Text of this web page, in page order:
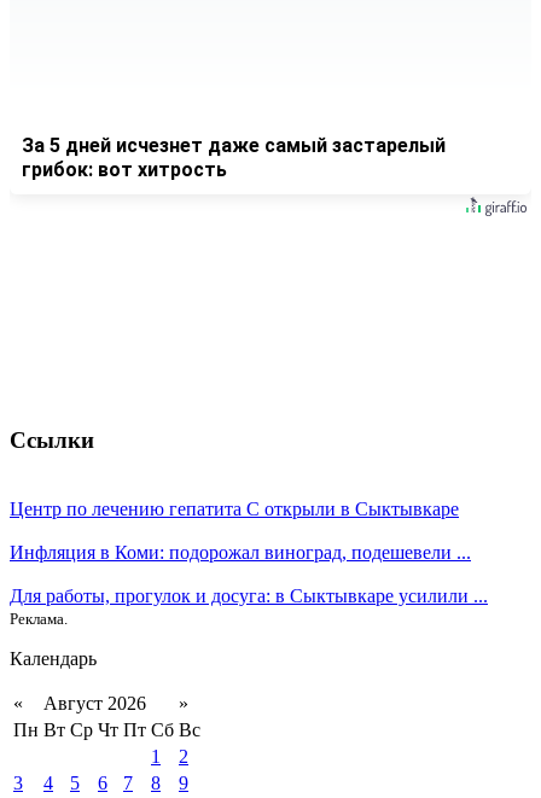
За 5 дней исчезнет даже самый застарелый
грибок: вот хитрость
Ссылки
Центр по лечению гепатита С открыли в Сыктывкаре
Инфляция в Коми: подорожал виноград, подешевели ...
Для работы, прогулок и досуга: в Сыктывкаре усилили ...
Реклама.
Календарь
« Август 2026
»
Пн Вт Ср Чт Пт Сб Вс
1
2
3
4 5 6 7 8
9